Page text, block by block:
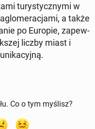
tu­ry­stycz­ny­mi w
a także
po Europie, za­pew­
liczby miast i
Co o tym myślisz?